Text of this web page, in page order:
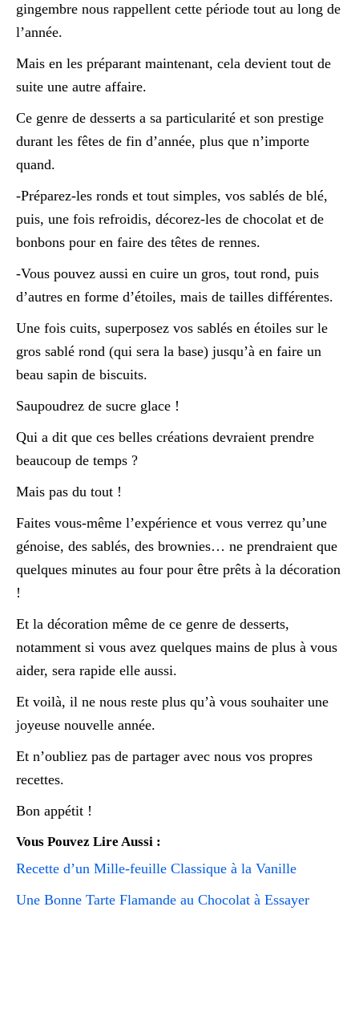
gingembre nous rappellent cette période tout au long de
l’année.
Mais en les préparant maintenant, cela devient tout de
suite une autre affaire.
Ce genre de desserts a sa particularité et son prestige
durant les fêtes de fin d’année, plus que n’importe
quand.
-Préparez-les ronds et tout simples, vos sablés de blé,
puis, une fois refroidis, décorez-les de chocolat et de
bonbons pour en faire des têtes de rennes.
-Vous pouvez aussi en cuire un gros, tout rond, puis
d’autres en forme d’étoiles, mais de tailles différentes.
Une fois cuits, superposez vos sablés en étoiles sur le
gros sablé rond (qui sera la base) jusqu’à en faire un
beau sapin de biscuits.
Saupoudrez de sucre glace !
Qui a dit que ces belles créations devraient prendre
beaucoup de temps ?
Mais pas du tout !
Faites vous-même l’expérience et vous verrez qu’une
génoise, des sablés, des brownies… ne prendraient que
quelques minutes au four pour être prêts à la décoration
!
Et la décoration même de ce genre de desserts,
notamment si vous avez quelques mains de plus à vous
aider, sera rapide elle aussi.
Et voilà, il ne nous reste plus qu’à vous souhaiter une
joyeuse nouvelle année.
Et n’oubliez pas de partager avec nous vos propres
recettes.
Bon appétit !
Vous Pouvez Lire Aussi :
Recette d’un Mille-feuille Classique à la Vanille
Une Bonne Tarte Flamande au Chocolat à Essayer